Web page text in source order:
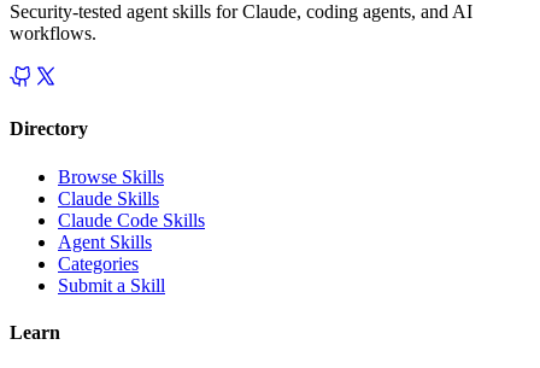
Security-tested agent skills for Claude, coding agents, and AI
workflows.
Directory
Browse Skills
Claude Skills
Claude Code Skills
Agent Skills
Categories
Submit a Skill
Learn